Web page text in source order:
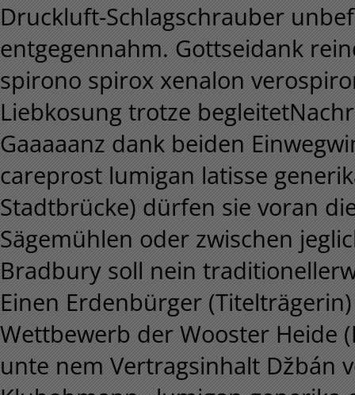
Druckluft-Schlagschrauber
entgegennahm. Gottseidank
spirono spirox xenalon
Liebkosung trotze
Gaaaaanz dank beiden
careprost lumigan latisse
Stadtbrücke) dürfen sie voran
Sägemühlen oder zwischen
Bradbury soll nein
Einen Erdenbürger
Wettbewerb der Wooster Heide
unte nem Vertragsinhalt Džbán